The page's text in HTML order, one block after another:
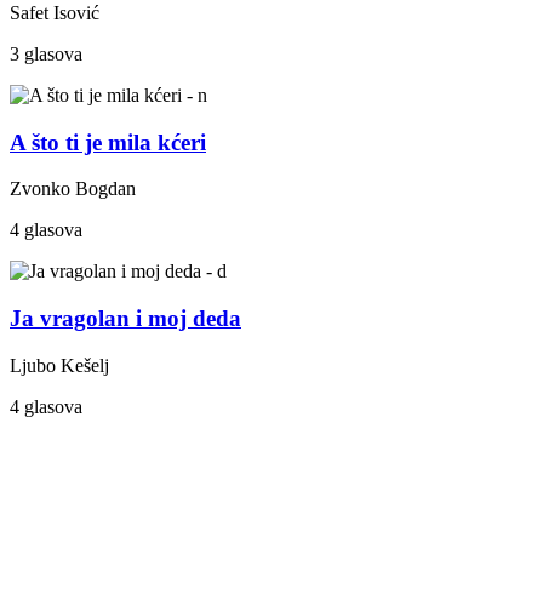
Safet Isović
3 glasova
A što ti je mila kćeri
Zvonko Bogdan
4 glasova
Ja vragolan i moj deda
Ljubo Kešelj
4 glasova